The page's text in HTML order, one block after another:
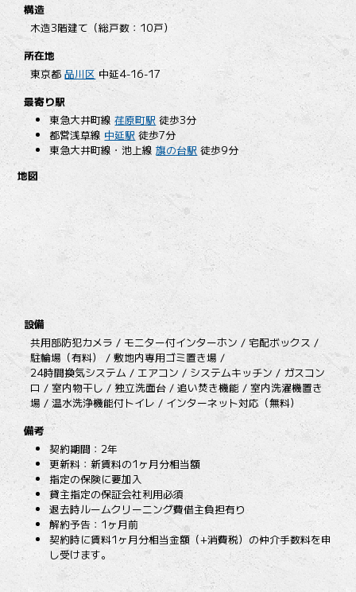
構造
木造3階建て（総戸数：10戸）
所在地
東京都品川区中延4-16-17
最寄り駅
東急大井町線荏原町駅 徒歩3分
都営浅草線 中延駅 徒歩7分
東急大井町線・池上線旗の台駅 徒歩9分
地図
設備
共用部防犯カメラ / モニター付インターホン / 宅配ボックス /
駐輪場（有料） / 敷地内専用ゴミ置き場 /
24時間換気システム / エアコン / システムキッチン / ガスコン
ロ / 室内物干し / 独立洗面台 / 追い焚き機能 / 室内洗濯機置き
場 / 温水洗浄機能付トイレ / インターネット対応（無料）
備考
契約期間：2年
更新料：新賃料の1ヶ月分相当額
指定の保険に要加入
貸主指定の保証会社利用必須
退去時ルームクリーニング費借主負担有り
解約予告：1ヶ月前
契約時に賃料1ヶ月分相当金額（+消費税）の仲介手数料を申
し受けます。